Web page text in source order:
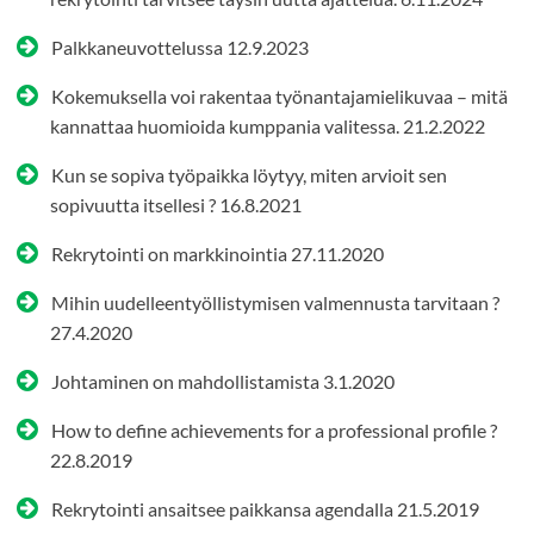
Palkkaneuvottelussa 12.9.2023
Kokemuksella voi rakentaa työnantajamielikuvaa – mitä
kannattaa huomioida kumppania valitessa. 21.2.2022
Kun se sopiva työpaikka löytyy, miten arvioit sen
sopivuutta itsellesi ? 16.8.2021
Rekrytointi on markkinointia 27.11.2020
Mihin uudelleentyöllistymisen valmennusta tarvitaan ?
27.4.2020
Johtaminen on mahdollistamista 3.1.2020
How to define achievements for a professional profile ?
22.8.2019
Rekrytointi ansaitsee paikkansa agendalla 21.5.2019